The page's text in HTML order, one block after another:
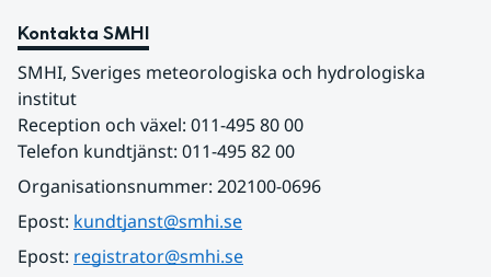
Kontakta SMHI
SMHI, Sveriges meteorologiska och hydrologiska
institut
Reception och växel: 011-495 80 00
Telefon kundtjänst: 011-495 82 00
Organisationsnummer: 202100-0696
Epost: kundtjanst@smhi.se
Epost: registrator@smhi.se